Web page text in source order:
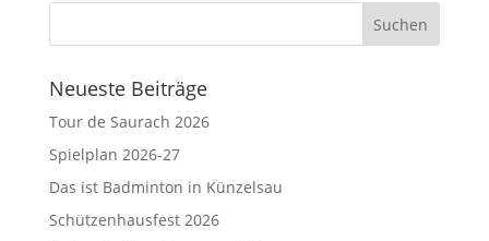
Neueste Beiträge
Tour de Saurach 2026
Spielplan 2026-27
Das ist Badminton in Künzelsau
Schützenhausfest 2026